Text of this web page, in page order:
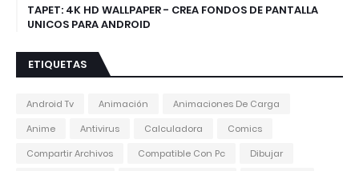
TAPET: 4K HD WALLPAPER - CREA FONDOS DE PANTALLA
UNICOS PARA ANDROID
ETIQUETAS
Android Tv Animación
Animaciones De Carga
Anime
Antivirus Calculadora
Comics
Compartir Archivos
Compatible Con Pc
Dibujar